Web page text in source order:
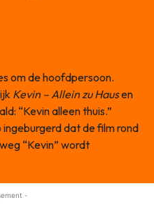
om de hoofdpersoon.
Kevin – Allein zu Hausen
“Kevin alleen thuis.”
dat de film rond
“Kevin” wordt
-